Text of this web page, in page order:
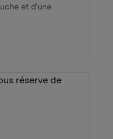
et d'une